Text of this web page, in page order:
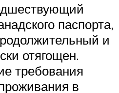
паспорта,
и
отягощен.
требования
в